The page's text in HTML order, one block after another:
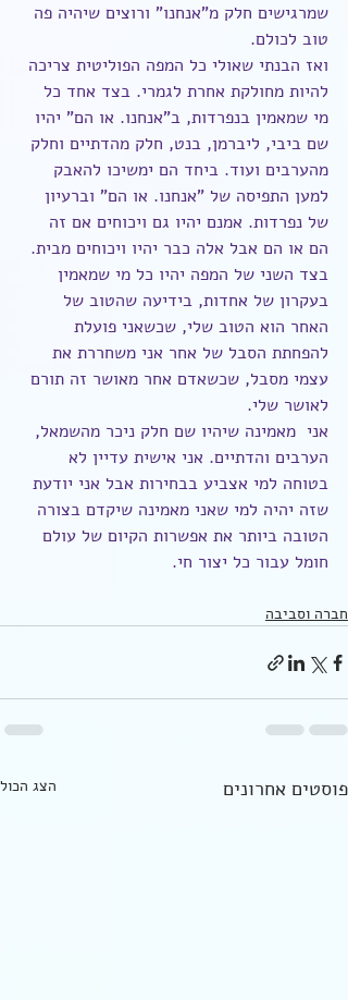
שמרגישים חלק מ"אנחנו" ורוצים שיהיה פה
טוב לכולם.
ואז הבנתי שאולי כל המפה הפוליטית צריכה
להיות מחולקת אחרת לגמרי. בצד אחד כל
מי שמאמין בנפרדות, ב"אנחנו. או הם" יהיו
שם ביבי, ליברמן, בנט, חלק מהדתיים וחלק
מהערבים ועוד. ביחד הם ימשיכו להאבק
למען התפיסה של "אנחנו. או הם" וברעיון
של נפרדות. אמנם יהיו גם ויכוחים אם זה
הם או הם אבל אלה כבר יהיו ויכוחים מבית.
בצד השני של המפה יהיו כל מי שמאמין
בעקרון של אחדות, בידיעה שהטוב של
האחר הוא הטוב שלי, שכשאני פועלת
להפחתת הסבל של אחר אני משחררת את
עצמי מסבל, שכשאדם אחר מאושר זה תורם
לאושר שלי.
אני  מאמינה שיהיו שם חלק ניכר מהשמאל,
הערבים והדתיים. אני אישית עדיין לא
בטוחה למי אצביע בבחירות אבל אני יודעת
שזה יהיה למי שאני מאמינה שיקדם בצורה
הטובה ביותר את אפשרות הקיום של עולם
חומל עבור כל יצור חי.
חברה וסביבה
פוסטים אחרונים הצג הכול